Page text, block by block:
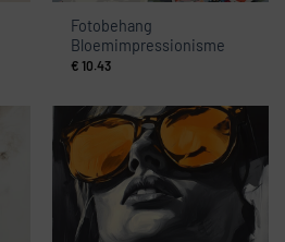
Fotobehang
Bloemimpressionisme
€ 10.43